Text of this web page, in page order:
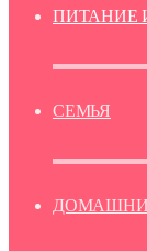
ПИТАНИЕ
СЕМЬЯ